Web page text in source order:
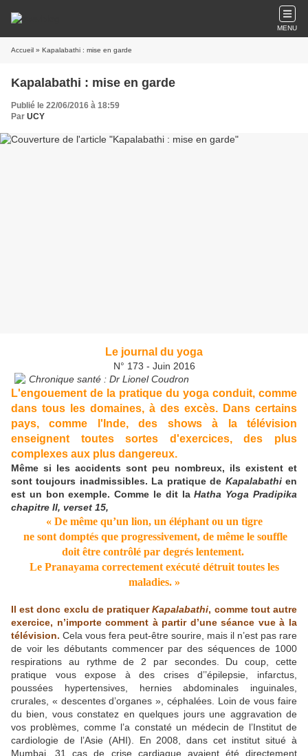
MENU
Accueil » Kapalabathi : mise en garde
Kapalabathi : mise en garde
Publié le 22/06/2016 à 18:59
Par UCY
Le journal du yoga
N° 173 - Juin 2016
Chronique santé : Dr Lionel Coudron
L'engouement de la pratique du yoga conduit, comme
dans tous les domaines, à des excès. Dans certains
pays, comme l'Inde, des shows à la télévision
enseignent toutes sortes d'exercices, des plus
complexes aux plus dangereux.
Même si les accidents sont peu nombreux, ils existent et
sont toujours inadmissibles. La pratique de Kapalabathien
est un bon exemple. Comme le dit laHatha Yoga Pradipika
chapitre II, verset 15,
« De même qu’un lion, un éléphant ou un tigre
ne sont domptés que progressivement, de même le souffle
doit être contrôlé par degrés lentement.
Le Pranayama correctement exécuté détruit toutes les
maladies. »
Il est donc exclu de pratiquerKapalabathi, comme tout autre
exercice, n’importe comment à partir d’une séance vue à la
télévision. Cela vous fera peut-être sourire, mais il n’est pas rare
de voir les débutants commencer par des séquences de 1000
respirations au rythme de 2 par secondes. Du coup, cette
pratique vous expose à des crises d’’épilepsie, infarctus,
poussées hypertensives, hernies abdominales inguinales,
crurales, « descentes d’organes », céphalées. Loin de vous faire
du bien, vous constatez en quelques jours une aggravation de
vos problèmes, comme l’a constaté un médecin de l’Institut de
cardiologie de l’Asie (AHI). En 2008, dans cet institut situé à
Mumbai, 31 cas de crise cardiaque avaient été directement